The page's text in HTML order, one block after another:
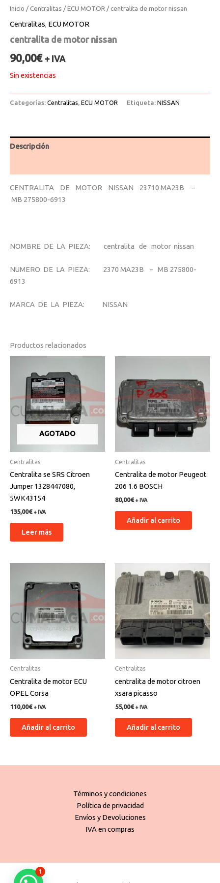
Inicio /Centralitas /ECU MOTOR/ centralita de motor nissan
Centralitas, ECU MOTOR
centralita de motor nissan
90,00€ + IVA
Sin existencias
Categorías: Centralitas, ECU MOTOR Etiqueta: NISSAN
Descripción
CENTRALITA DE MOTOR NISSAN 23710 MA23B –
MB 275800-6913
NOMBRE DE LA PIEZA: centralita de motor nissan
NUMERO DE LA PIEZA: 2370 MA23B – MB 275800-
6913
MARCA DE LA PIEZA: NISSAN
Productos relacionados
AGOTADO
Centralitas
Centralita se SRS Citroen
Jumper 1328447080,
5WK43154
135,00€ + IVA
Leer más
Centralitas
Centralita de motor Peugeot
206 1.6 BOSCH
80,00€ + IVA
Añadir al carrito
Centralitas
Centralita de motor ECU
OPEL Corsa
110,00€ + IVA
Añadir al carrito
Centralitas
centralita de motor citroen
xsara picasso
55,00€ + IVA
Añadir al carrito
Términos y condiciones
Política de privacidad
Envíos y Devoluciones
IVA en compras
1